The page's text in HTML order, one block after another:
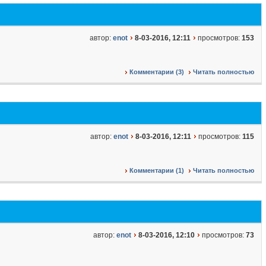
автор: enot 8-03-2016, 12:11 просмотров: 153
Комментарии (3) Читать полностью
автор: enot 8-03-2016, 12:11 просмотров: 115
Комментарии (1) Читать полностью
автор: enot 8-03-2016, 12:10 просмотров: 73